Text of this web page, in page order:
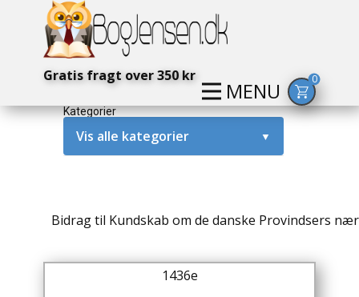
MENU
Gratis fragt over 350 kr 0
Kategorier
Vis alle kategorier ▼
Antikke / Specielle Bøger
Bidrag til Kundskab om de danske Provindsers
1436e